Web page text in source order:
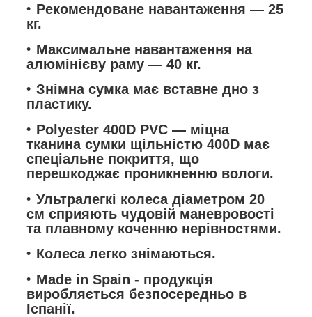
Рекомендоване навантаження — 25
кг.
Максимальне навантаження на
алюмінієву раму — 40 кг.
Знімна сумка має вставне дно з
пластику.
Polyester 400D PVC — міцна
тканина сумки щільністю 400D має
спеціальне покриття, що
перешкоджає проникненню вологи.
Ультралегкі колеса діаметром 20
см сприяють чудовій маневровості
та плавному коченню нерівностями.
Колеса легко знімаються.
Made in Spain - продукція
виробляється безпосередньо в
Іспанії.